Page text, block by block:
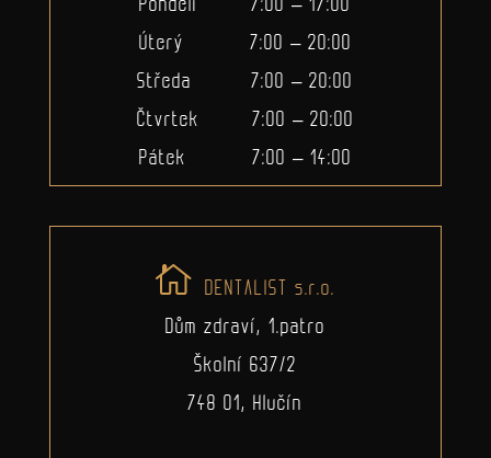
Úterý 7:00 – 20:00
Středa 7:00 – 20:00
Čtvrtek 7:00 – 20:00
Pátek 7:00 – 14:00
DENTALIST s.r.o.
Dům zdraví, 1.patro
Školní 637/2
748 01, Hlučín